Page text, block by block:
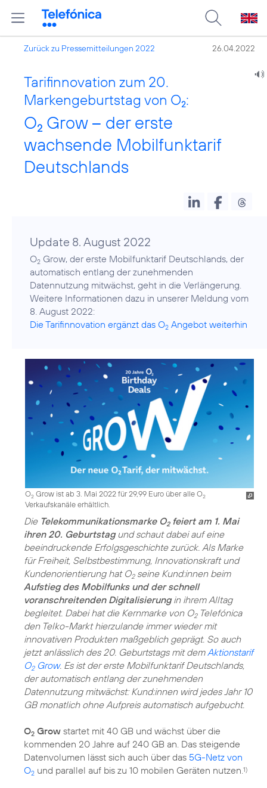
Zurück zu Pressemitteilungen 2022 26.04.2022
Tarifinnovation zum 20.
Markengeburtstag von O2:
O2 Grow – der erste
wachsende Mobilfunktarif
Deutschlands
Update 8. August 2022
O2 Grow, der erste Mobilfunktarif Deutschlands, der
automatisch entlang der zunehmenden
Datennutzung mitwächst, geht in die Verlängerung.
Weitere Informationen dazu in unserer Meldung vom
Die Tarifinnovation ergänzt das O2 Angebot weiterhin
O2 Grow ist ab 3. Mai 2022 für 29,99 Euro über alle O2
Verkaufskanäle erhältlich.
Die Telekommunikationsmarke O2feiert am 1. Mai
ihren 20. Geburtstagund schaut dabei auf eine
beeindruckende Erfolgsgeschichte zurück. Als Marke
für Freiheit, Selbstbestimmung, Innovationskraft und
Kundenorientierung hat O2seine Kund:innen beim
Aufstieg des Mobilfunks und der schnell
voranschreitenden Digitalisierungin ihrem Alltag
begleitet. Dabei hat die Kernmarke von O2Telefónica
den Telko-Markt hierzulande immer wieder mit
innovativen Produkten maßgeblich geprägt. So auch
jetzt anlässlich des 20. Geburtstags mit dem Aktionstarif
O2Grow. Es ist der erste Mobilfunktarif Deutschlands,
der automatisch entlang der zunehmenden
Datennutzung mitwächst: Kund:innen wird jedes Jahr 10
GB monatlich ohne Aufpreis automatisch aufgebucht.
O2 Grow startet mit 40 GB und wächst über die
kommenden 20 Jahre auf 240 GB an. Das steigende
Datenvolumen lässt sich auch über das 5G-Netz von
O2 und parallel auf bis zu 10 mobilen Geräten nutzen. 1)